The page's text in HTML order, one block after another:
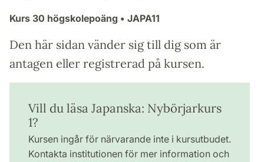
Kurs 30 högskolepoäng • JAPA11
Den här sidan vänder sig till dig som är
antagen eller registrerad på kursen.
Vill du läsa Japanska: Nybörjarkurs
1?
Kursen ingår för närvarande inte i kursutbudet.
Kontakta institutionen för mer information och